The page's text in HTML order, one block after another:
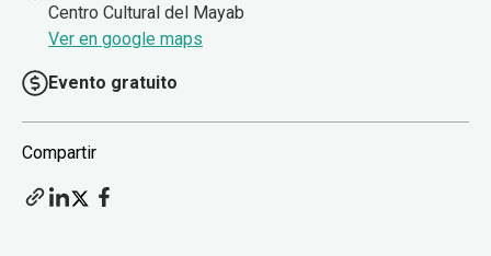
Centro Cultural del Mayab
Ver en google maps
Evento gratuito
Compartir